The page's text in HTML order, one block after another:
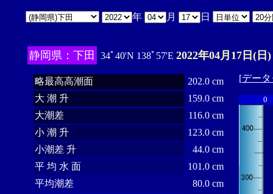
年 月 日
静岡県：下田 34ﾟ40'N 138ﾟ57'E 2022年04月17日(日)
略最高高潮面
202.0 cm
大 潮 升
159.0 cm
大潮差
116.0 cm
小 潮 升
123.0 cm
小潮差 升
44.0 cm
平 均 水 面
101.0 cm
平均潮差
80.0 cm
[デー
0